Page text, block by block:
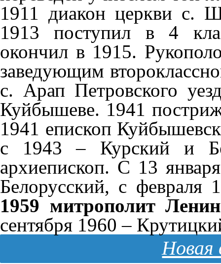
1911 диакон церкви с.
1913 поступил в 4
окончил в 1915.
заведующим
с. Арап Петровского
Куйбышеве. 1941
1941 епископ
с 1943 – Курский и
архиепископ. С 13
Белорусский, с февраля
1959 митрополит
сентября 1960 –
Новая